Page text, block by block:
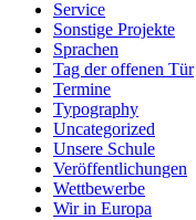
Service
Sonstige Projekte
Sprachen
Tag der offenen Tür
Termine
Typography
Uncategorized
Unsere Schule
Veröffentlichungen
Wettbewerbe
Wir in Europa